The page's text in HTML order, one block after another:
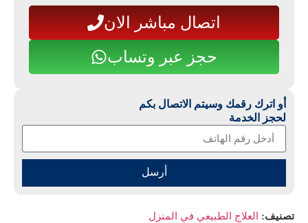
اتصال مباشر الان
حجز عبر وتساب
أو اترك رقمك وسيتم الاتصال بكم
لحجز الخدمة
أرسل
تصنيف:
العلاج الطبيعي في المنزل